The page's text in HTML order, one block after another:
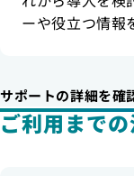
ーや役立つ情報
サポートの詳細を確
ご利用まで